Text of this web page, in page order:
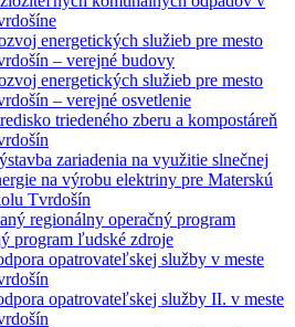
energetických služieb pre mesto
– verejné budovy
energetických služieb pre mesto
– verejné osvetlenie
triedeného zberu a kompostáreň
zariadenia na využitie slnečnej
na výrobu elektriny pre Materskú
Tvrdošín
regionálny operačný program
program ľudské zdroje
opatrovateľskej služby v meste
opatrovateľskej služby II. v meste